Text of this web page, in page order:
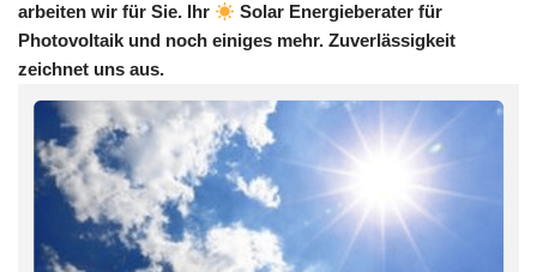
arbeiten wir für Sie. Ihr
Solar Energieberater für
Photovoltaik und noch einiges mehr. Zuverlässigkeit
zeichnet uns aus.